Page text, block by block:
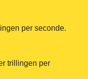
per seconde.
trillingen per